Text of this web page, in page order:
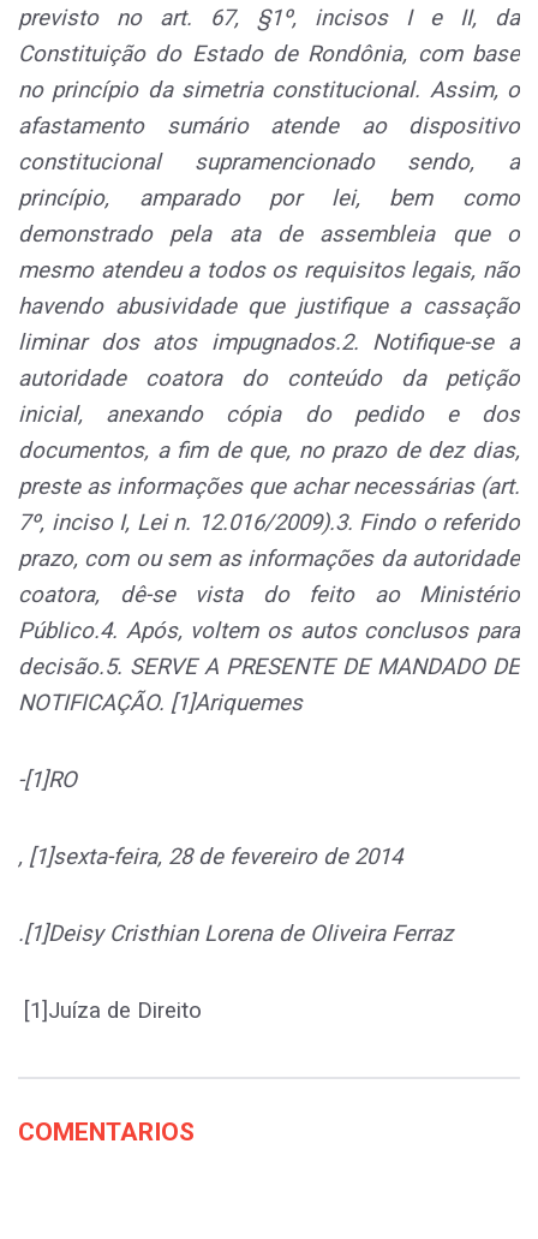
previsto no art. 67, §1º, incisos I e II, da
Constituição do Estado de Rondônia, com base
no princípio da simetria constitucional. Assim, o
afastamento sumário atende ao dispositivo
constitucional supramencionado sendo, a
princípio, amparado por lei, bem como
demonstrado pela ata de assembleia que o
mesmo atendeu a todos os requisitos legais, não
havendo abusividade que justifique a cassação
liminar dos atos impugnados.2. Notifique-se a
autoridade coatora do conteúdo da petição
inicial, anexando cópia do pedido e dos
documentos, a fim de que, no prazo de dez dias,
preste as informações que achar necessárias (art.
7º, inciso I, Lei n. 12.016/2009).3. Findo o referido
prazo, com ou sem as informações da autoridade
coatora, dê-se vista do feito ao Ministério
Público.4. Após, voltem os autos conclusos para
decisão.5. SERVE A PRESENTE DE MANDADO DE
NOTIFICAÇÃO. [1]Ariquemes
-[1]RO
, [1]sexta-feira, 28 de fevereiro de 2014
.[1]Deisy Cristhian Lorena de Oliveira Ferraz
[1]Juíza de Direito
COMENTARIOS